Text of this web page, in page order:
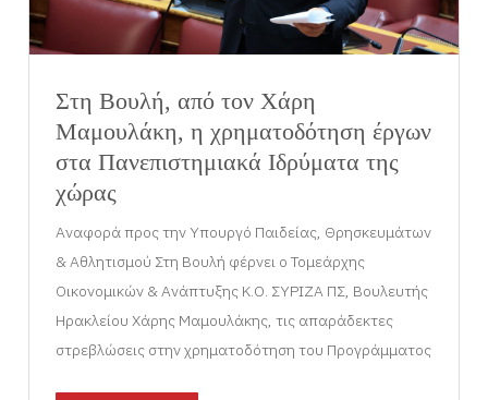
Στη Βουλή, από τον Χάρη
Μαμουλάκη, η χρηματοδότηση έργων
στα Πανεπιστημιακά Ιδρύματα της
χώρας
Αναφορά προς την Υπουργό Παιδείας, Θρησκευμάτων
& Αθλητισμού Στη Βουλή φέρνει ο Τομεάρχης
Οικονομικών & Ανάπτυξης Κ.Ο. ΣΥΡΙΖΑ ΠΣ, Βουλευτής
Ηρακλείου Χάρης Μαμουλάκης, τις απαράδεκτες
στρεβλώσεις στην χρηματοδότηση του Προγράμματος